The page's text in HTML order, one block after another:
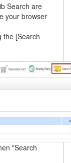
Search are
your browser
the [Search
"Search